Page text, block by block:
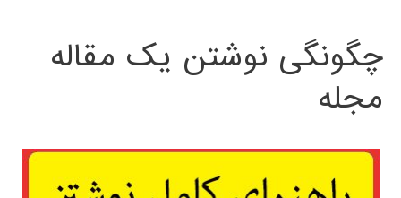
چگونگی نوشتن یک مقاله
مجله